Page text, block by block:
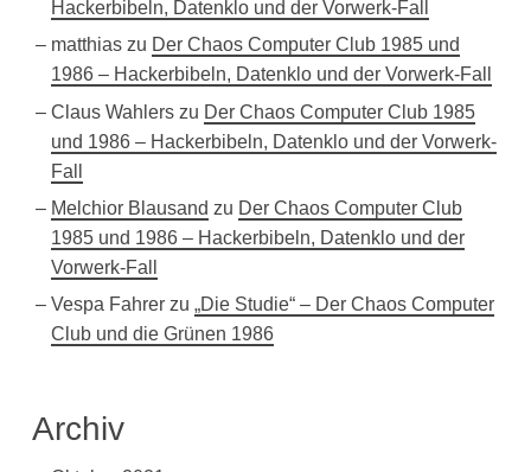
Hackerbibeln, Datenklo und der Vorwerk-Fall
matthiaszu Der Chaos Computer Club 1985 und
1986 – Hackerbibeln, Datenklo und der Vorwerk-Fall
Claus Wahlerszu Der Chaos Computer Club 1985
und 1986 – Hackerbibeln, Datenklo und der Vorwerk-
Fall
Melchior Blausand zu Der Chaos Computer Club
1985 und 1986 – Hackerbibeln, Datenklo und der
Vorwerk-Fall
Vespa Fahrerzu „Die Studie“ – Der Chaos Computer
Club und die Grünen 1986
Archiv